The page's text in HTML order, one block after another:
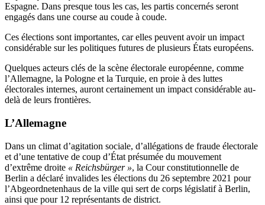
Espagne. Dans presque tous les cas, les partis concernés seront
engagés dans une course au coude à coude.
Ces élections sont importantes, car elles peuvent avoir un impact
considérable sur les politiques futures de plusieurs États européens.
Quelques acteurs clés de la scène électorale européenne, comme
l’Allemagne, la Pologne et la Turquie, en proie à des luttes
électorales internes, auront certainement un impact considérable au-
delà de leurs frontières.
L’Allemagne
Dans un climat d’agitation sociale, d’allégations de fraude électorale
et d’une tentative de coup d’État présumée du mouvement
d’extrême droite « Reichsbürger », la Cour constitutionnelle de
Berlin a déclaré invalides les élections du 26 septembre 2021 pour
l’Abgeordnetenhaus de la ville qui sert de corps législatif à Berlin,
ainsi que pour 12 représentants de district.